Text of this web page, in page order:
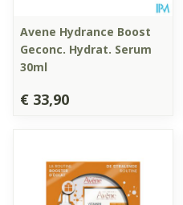
Avene Hydrance Boost
Geconc. Hydrat. Serum
30ml
€ 33,90